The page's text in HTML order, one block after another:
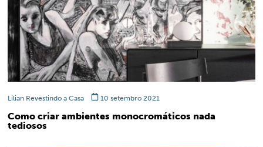
Lilian Revestindo a Casa 10 setembro 2021
Como criar ambientes monocromáticos nada
tediosos